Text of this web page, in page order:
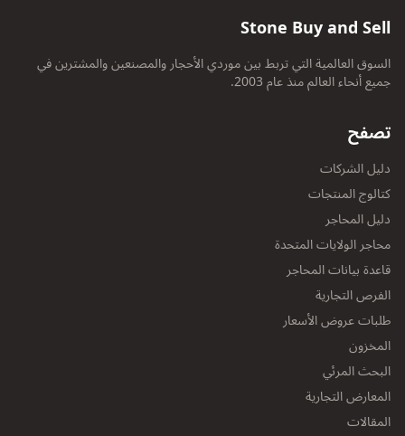
Stone Buy and Sell
السوق العالمية التي تربط بين موردي الأحجار والمصنعين والمشترين في
جميع أنحاء العالم منذ عام 2003.
تصفح
دليل الشركات
كتالوج المنتجات
دليل المحاجر
محاجر الولايات المتحدة
قاعدة بيانات المحاجر
الفرص التجارية
طلبات عروض الأسعار
المخزون
البحث المرئي
المعارض التجارية
المقالات